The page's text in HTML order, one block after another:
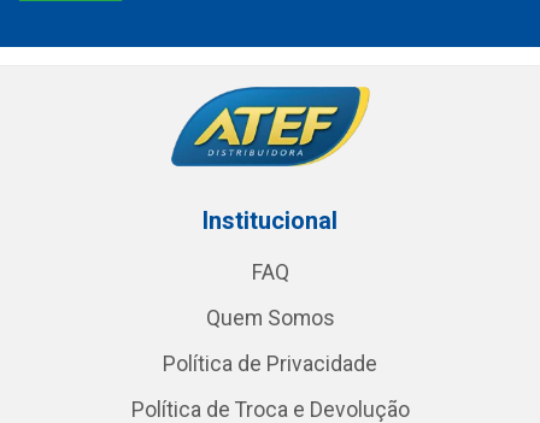
Institucional
FAQ
Quem Somos
Política de Privacidade
Política de Troca e Devolução